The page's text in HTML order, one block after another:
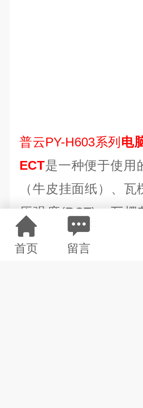
普云PY-H603系列 电
ECT是一种便于使用
（牛皮挂面纸）、
压强度(RCT)、瓦
（CCT），瓦楞纸
(PAT)、平压强度
首页 留言